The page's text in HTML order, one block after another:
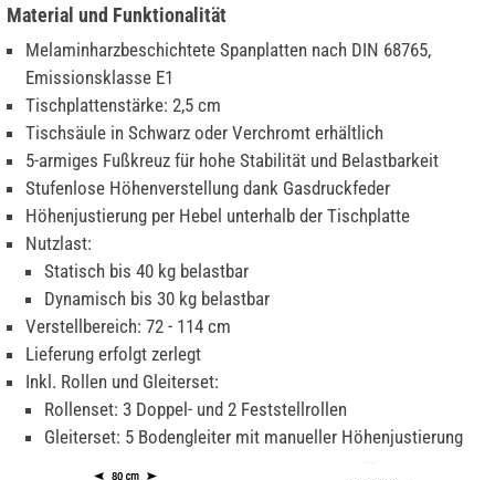
Material und Funktionalität
Melaminharzbeschichtete Spanplatten nach DIN 68765,
Emissionsklasse E1
Tischplattenstärke: 2,5 cm
Tischsäule in Schwarz oder Verchromt erhältlich
5-armiges Fußkreuz für hohe Stabilität und Belastbarkeit
Stufenlose Höhenverstellung dank Gasdruckfeder
Höhenjustierung per Hebel unterhalb der Tischplatte
Nutzlast:
Statisch bis 40 kg belastbar
Dynamisch bis 30 kg belastbar
Verstellbereich: 72 - 114 cm
Lieferung erfolgt zerlegt
Inkl. Rollen und Gleiterset:
Rollenset: 3 Doppel- und 2 Feststellrollen
Gleiterset: 5 Bodengleiter mit manueller Höhenjustierung